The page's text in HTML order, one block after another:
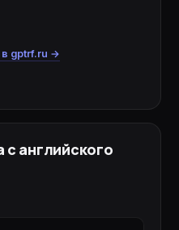
gptrf.ru →
английского